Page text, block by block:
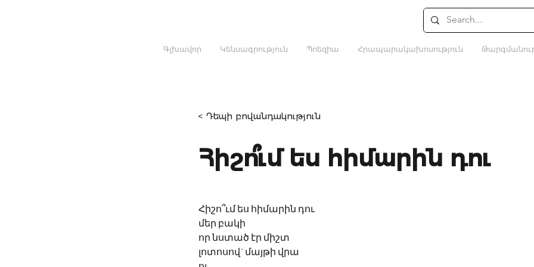
Գլխավոր Կենսագրություն Պոեզիա Հրապարակախոսություն
< Դեպի բովանդակություն
Հիշո՞ւմ ես հիմարին դու
Հիշո՞ւմ ես հիմարին դու
մեր բակի
որ նստած էր միշտ
լոտոսով` մայթի վրա